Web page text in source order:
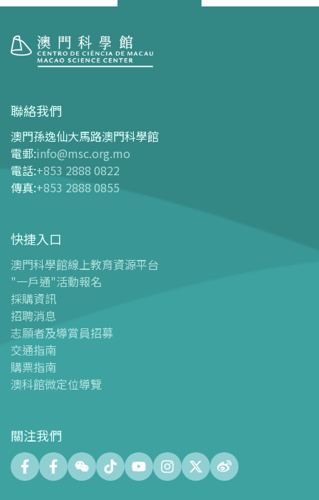
開放時間
交通指南
購票指南
- 網上購票
- 門票及優惠表
導覽圖
- 導覽圖
- 澳科館微定位導覽
場館設施
- 科學館兒童世界
- 展覽中心
- 天文館
- 會議中心
數字化製造實驗室 (FABLAB)
創客空間 (Maker Space)
聯絡我們
澳門孫逸仙大馬路澳門科學館
電郵:info@msc.org.mo
電話:+853 2888 0822
傳真:+853 2888 0855
快捷入口
澳門科學館線上教育資源平台
"一戶通"活動報名
採購資訊
招聘消息
志願者及導賞員招募
交通指南
購票指南
澳科館微定位導覽
關注我們